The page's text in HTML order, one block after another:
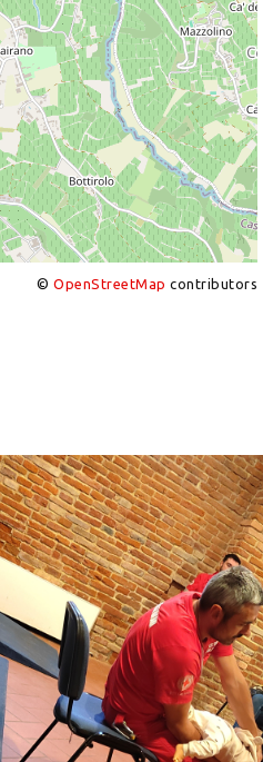
© OpenStreetMap contributors